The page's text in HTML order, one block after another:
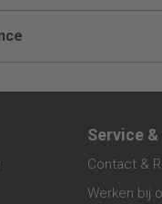
Service
Contact &
Werken bij